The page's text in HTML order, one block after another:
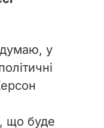
думаю, у
що буде